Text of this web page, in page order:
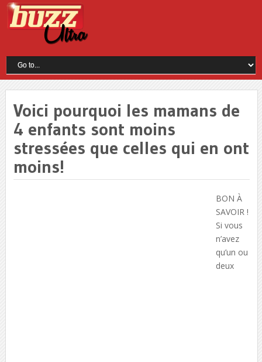
Voici pourquoi les mamans de
4 enfants sont moins
stressées que celles qui en ont
moins!
BON À
SAVOIR !
Si vous
n’avez
qu’un ou
deux